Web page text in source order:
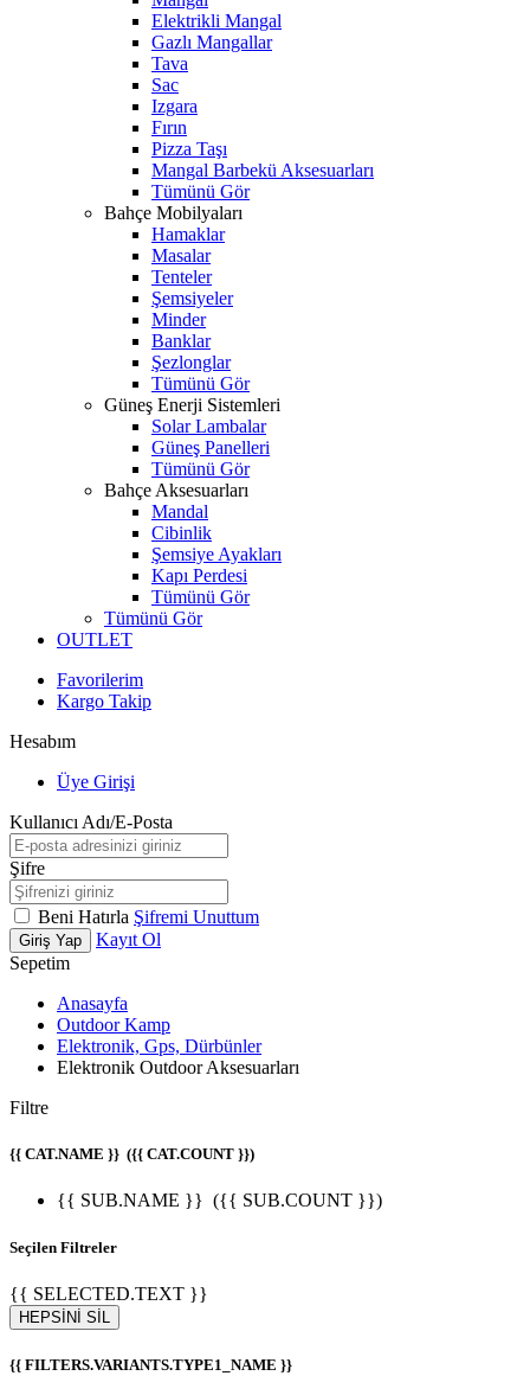
Elektrikli Mangal
Gazlı Mangallar
Tava
Sac
Izgara
Fırın
Pizza Taşı
Mangal Barbekü Aksesuarları
Tümünü Gör
Bahçe Mobilyaları
Hamaklar
Masalar
Tenteler
Şemsiyeler
Minder
Banklar
Şezlonglar
Tümünü Gör
Güneş Enerji Sistemleri
Solar Lambalar
Güneş Panelleri
Tümünü Gör
Bahçe Aksesuarları
Mandal
Cibinlik
Şemsiye Ayakları
Kapı Perdesi
Tümünü Gör
Tümünü Gör
OUTLET
Favorilerim
Kargo Takip
Hesabım
Üye Girişi
Kullanıcı Adı/E-Posta
Şifre
Beni Hatırla Şifremi Unuttum
Giriş Yap
Kayıt Ol
Sepetim
Anasayfa
Outdoor Kamp
Elektronik, Gps, Dürbünler
Elektronik Outdoor Aksesuarları
Filtre
{{ CAT.NAME }} ({{ CAT.COUNT }})
{{ SUB.NAME }} ({{ SUB.COUNT }})
Seçilen Filtreler
{{ SELECTED.TEXT }}
HEPSİNİ SİL
{{ FILTERS.VARIANTS.TYPE1_NAME }}